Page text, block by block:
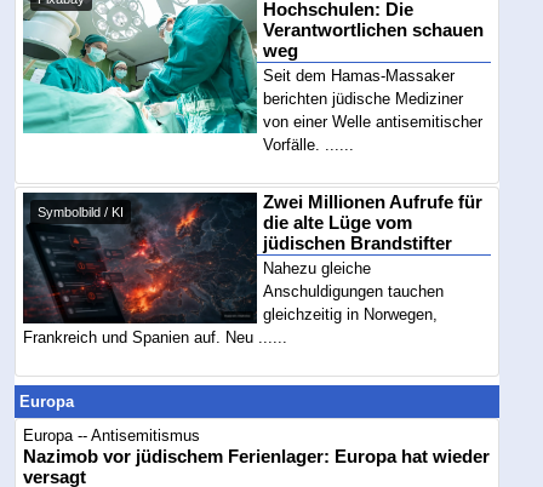
Hochschulen: Die
Verantwortlichen schauen
weg
Seit dem Hamas-Massaker
berichten jüdische Mediziner
von einer Welle antisemitischer
Vorfälle. ......
Symbolbild / KI
Zwei Millionen Aufrufe für
die alte Lüge vom
jüdischen Brandstifter
Nahezu gleiche
Anschuldigungen tauchen
gleichzeitig in Norwegen,
Frankreich und Spanien auf. Neu ......
Europa
Europa -- Antisemitismus
Nazimob vor jüdischem Ferienlager: Europa hat wieder
versagt